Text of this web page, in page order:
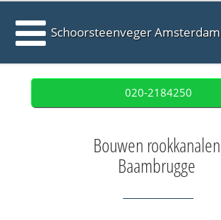
Schoorsteenveger Amsterdam
020-2184250
Bouwen rookkanalen
Baambrugge